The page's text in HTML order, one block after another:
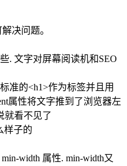
决问题。
. 文字对屏幕阅读机和SEO
准的<h1>作为标签并且用
属性将文字推到了浏览器左
就看不见了
样子的
width 属性. min-width又